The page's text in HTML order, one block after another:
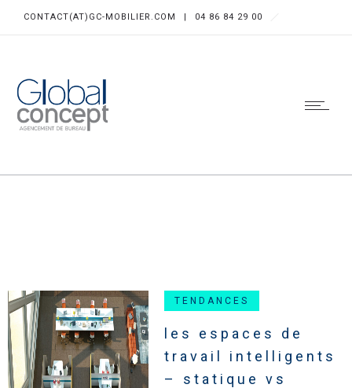
CONTACT(AT)GC-MOBILIER.COM | 04 86 84 29 00
TENDANCES
les espaces de
travail intelligents
– statique vs